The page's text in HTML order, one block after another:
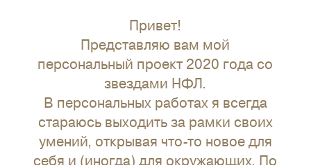
Привет!
Представляю вам мой
персональный проект 2020 года со
звездами НФЛ.
В персональных работах я всегда
стараюсь выходить за рамки своих
умений, открывая что-то новое для
себя и (иногда) для окружающих. По